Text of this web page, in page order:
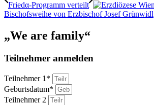
Friedα-Programm verteilt
Bischofsweihe von Erzbischof Josef Grünwidl
„We are family“
Teilnehmer anmelden
Teilnehmer 1*
Geburtsdatum*
Teilnehmer 2